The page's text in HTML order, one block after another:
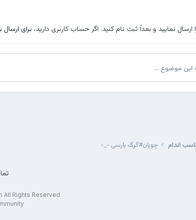
نمایید و بعداً ثبت نام کنید. اگر حساب کاربری دارید، برای
این موضوع ...
اندام چوپان#گرگ پارسی -_-
Rights Reserved©